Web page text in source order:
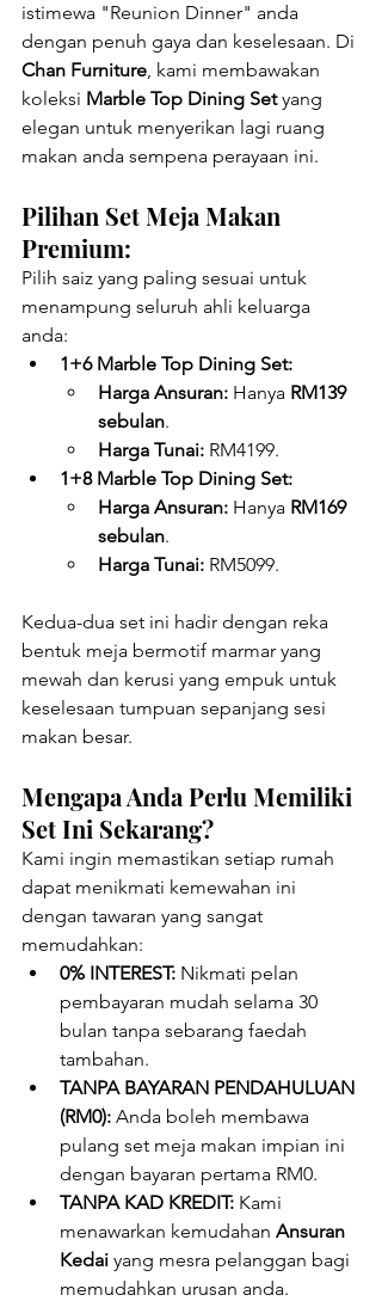
istimewa "Reunion Dinner" anda
dengan penuh gaya dan keselesaan. Di
Chan Furniture, kami membawakan
koleksi Marble Top Dining Set yang
elegan untuk menyerikan lagi ruang
makan anda sempena perayaan ini.
Pilihan Set Meja Makan
Premium:
Pilih saiz yang paling sesuai untuk
menampung seluruh ahli keluarga
anda:
1+6 Marble Top Dining Set:
Harga Ansuran: Hanya RM139
sebulan.
Harga Tunai: RM4199.
1+8 Marble Top Dining Set:
Harga Ansuran: Hanya RM169
sebulan.
Harga Tunai: RM5099.
Kedua-dua set ini hadir dengan reka
bentuk meja bermotif marmar yang
mewah dan kerusi yang empuk untuk
keselesaan tumpuan sepanjang sesi
makan besar.
Mengapa Anda Perlu Memiliki
Set Ini Sekarang?
Kami ingin memastikan setiap rumah
dapat menikmati kemewahan ini
dengan tawaran yang sangat
memudahkan:
0% INTEREST: Nikmati pelan
pembayaran mudah selama 30
bulan tanpa sebarang faedah
tambahan.
TANPA BAYARAN PENDAHULUAN
(RM0): Anda boleh membawa
pulang set meja makan impian ini
dengan bayaran pertama RM0.
TANPA KAD KREDIT: Kami
menawarkan kemudahan Ansuran
Kedai yang mesra pelanggan bagi
memudahkan urusan anda.